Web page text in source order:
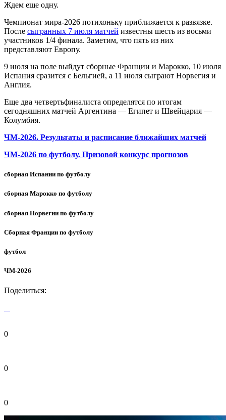
Ждем еще одну.
Чемпионат мира-2026 потихоньку приближается к развязке.
После сыгранных 7 июля матчей известны шесть из восьми
участников 1/4 финала. Заметим, что пять из них
представляют Европу.
9 июля на поле выйдут сборные Франции и Марокко, 10 июля
Испания сразится с Бельгией, а 11 июля сыграют Норвегия и
Англия.
Еще два четвертьфиналиста определятся по итогам
сегодняшних матчей Аргентина — Египет и Швейцария —
Колумбия.
ЧМ-2026. Результаты и расписание ближайших матчей
ЧМ-2026 по футболу. Призовой конкурс прогнозов
сборная Испании по футболу
сборная Марокко по футболу
сборная Норвегии по футболу
Сборная Франции по футболу
футбол
ЧМ-2026
Поделиться:
0
0
0